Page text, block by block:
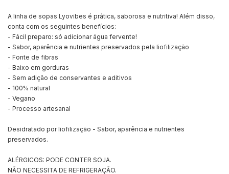
A linha de sopas Lyovibes é prática, saborosa e nutritiva! Além disso,
conta com os seguintes benefícios:
- Fácil preparo: só adicionar água fervente!
- Sabor, aparência e nutrientes preservados pela liofilização
- Fonte de fibras
- Baixo em gorduras
- Sem adição de conservantes e aditivos
- 100% natural
- Vegano
- Processo artesanal
Desidratado por liofilização - Sabor, aparência e nutrientes
preservados.
ALÉRGICOS: PODE CONTER SOJA.
NÃO NECESSITA DE REFRIGERAÇÃO.